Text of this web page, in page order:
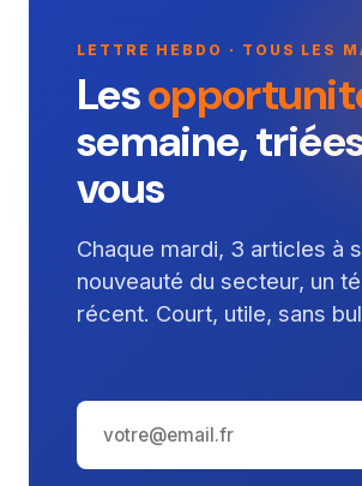
LETTRE HEBDO · TOUS LES
Les
semaine,
vous
Chaque mardi, 3 articles à
nouveauté du secteur, un
récent. Court, utile, sans